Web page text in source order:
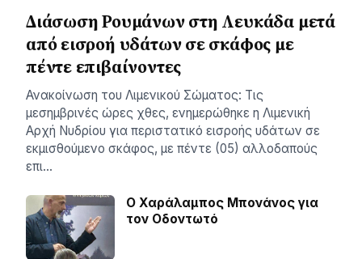
Διάσωση Ρουμάνων στη Λευκάδα μετά
από εισροή υδάτων σε σκάφος με
πέντε επιβαίνοντες
Ανακοίνωση του Λιμενικού Σώματος: Τις
μεσημβρινές ώρες χθες, ενημερώθηκε η Λιμενική
Αρχή Νυδρίου για περιστατικό εισροής υδάτων σε
εκμισθούμενο σκάφος, με πέντε (05) αλλοδαπούς
επι…
Ο Χαράλαμπος Μπονάνος για
τον Οδοντωτό